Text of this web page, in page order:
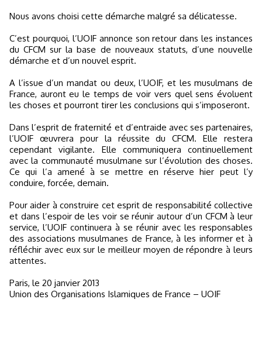
Nous avons choisi cette démarche malgré sa délicatesse.
C’est pourquoi, l’UOIF annonce son retour dans les instances
du CFCM sur la base de nouveaux statuts, d’une nouvelle
démarche et d’un nouvel esprit.
A l’issue d’un mandat ou deux, l’UOIF, et les musulmans de
France, auront eu le temps de voir vers quel sens évoluent
les choses et pourront tirer les conclusions qui s’imposeront.
Dans l’esprit de fraternité et d’entraide avec ses partenaires,
l’UOIF œuvrera pour la réussite du CFCM. Elle restera
cependant vigilante. Elle communiquera continuellement
avec la communauté musulmane sur l’évolution des choses.
Ce qui l’a amené à se mettre en réserve hier peut l’y
conduire, forcée, demain.
Pour aider à construire cet esprit de responsabilité collective
et dans l’espoir de les voir se réunir autour d’un CFCM à leur
service, l’UOIF continuera à se réunir avec les responsables
des associations musulmanes de France, à les informer et à
réfléchir avec eux sur le meilleur moyen de répondre à leurs
attentes.
Paris, le 20 janvier 2013
Union des Organisations Islamiques de France – UOIF